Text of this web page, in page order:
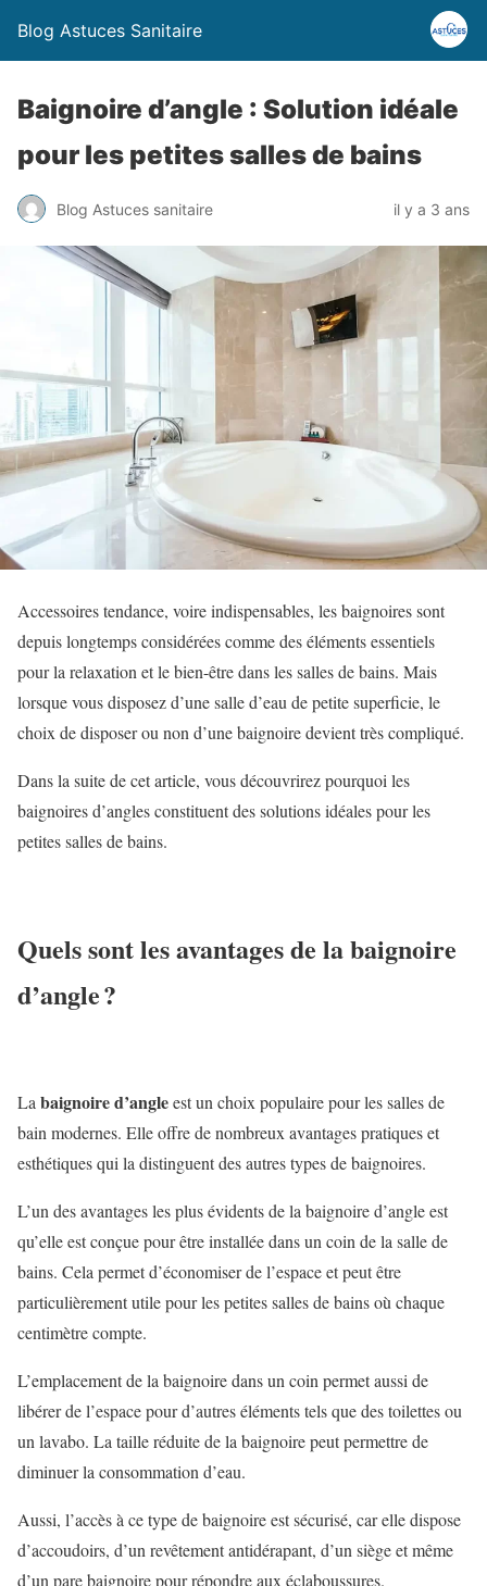
Blog Astuces Sanitaire
Baignoire d’angle : Solution idéale
pour les petites salles de bains
Blog Astuces sanitaire il y a 3 ans
Accessoires tendance, voire indispensables, les baignoires sont
depuis longtemps considérées comme des éléments essentiels
pour la relaxation et le bien-être dans les salles de bains. Mais
lorsque vous disposez d’une salle d’eau de petite superficie, le
choix de disposer ou non d’une baignoire devient très compliqué.
Dans la suite de cet article, vous découvrirez pourquoi les
baignoires d’angles constituent des solutions idéales pour les
petites salles de bains.
Quels sont les avantages de la baignoire
d’angle ?
Labaignoire d’angleest un choix populaire pour les salles de
bain modernes. Elle offre de nombreux avantages pratiques et
esthétiques qui la distinguent des autres types de baignoires.
L’un des avantages les plus évidents de la baignoire d’angle est
qu’elle est conçue pour être installée dans un coin de la salle de
bains. Cela permet d’économiser de l’espace et peut être
particulièrement utile pour les petites salles de bains où chaque
centimètre compte.
L’emplacement de la baignoire dans un coin permet aussi de
libérer de l’espace pour d’autres éléments tels que des toilettes ou
un lavabo. La taille réduite de la baignoire peut permettre de
diminuer la consommation d’eau.
Aussi, l’accès à ce type de baignoire est sécurisé, car elle dispose
d’accoudoirs, d’un revêtement antidérapant, d’un siège et même
d’un pare baignoire pour répondre aux éclaboussures.